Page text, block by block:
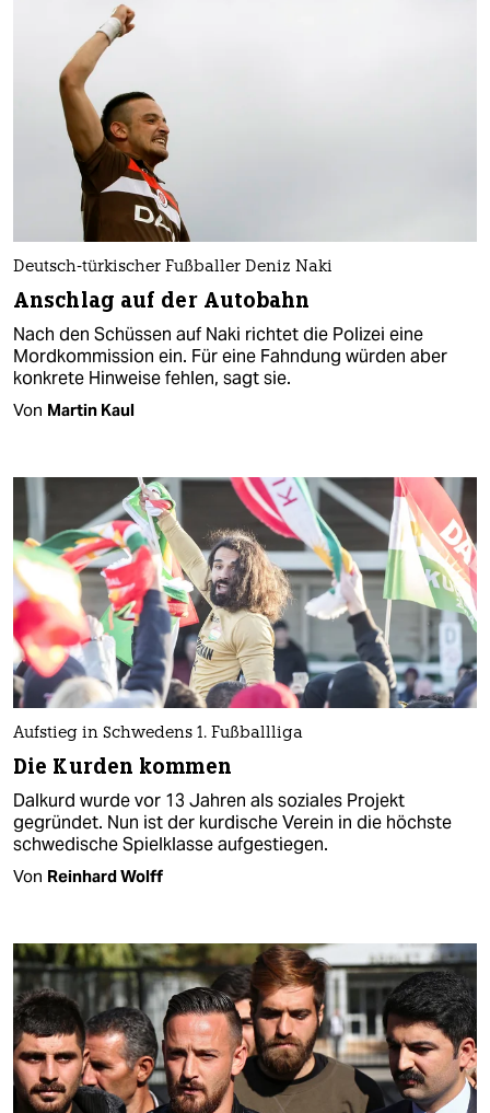
Deutsch-türkischer Fußballer Deniz Naki
Anschlag auf der Autobahn
Nach den Schüssen auf Naki richtet die Polizei eine
Mordkommission ein. Für eine Fahndung würden aber
konkrete Hinweise fehlen, sagt sie.
Von Martin Kaul
Aufstieg in Schwedens 1. Fußballliga
Die Kurden kommen
Dalkurd wurde vor 13 Jahren als soziales Projekt
gegründet. Nun ist der kurdische Verein in die höchste
schwedische Spielklasse aufgestiegen.
Von Reinhard Wolff